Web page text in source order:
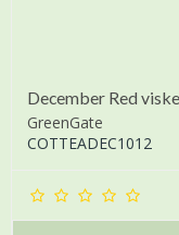
December Red
GreenGate
COTTEADEC1012